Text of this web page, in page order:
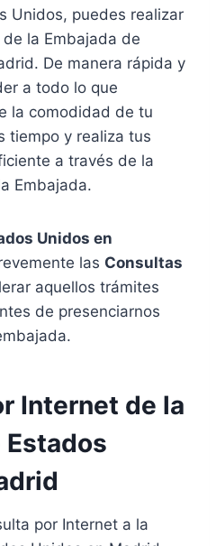
Unidos, puedes realizar
la Embajada de
De manera rápida y
a todo lo que
la comodidad de tu
tiempo y realiza tus
a través de la
Embajada.
Unidos en
las Consultas
aquellos trámites
de presenciarnos
Internet de la
Estados
por Internet a la